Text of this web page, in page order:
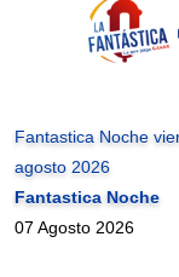
Fantastica Noche
agosto 2026
Fantastica Noche
07 Agosto 2026